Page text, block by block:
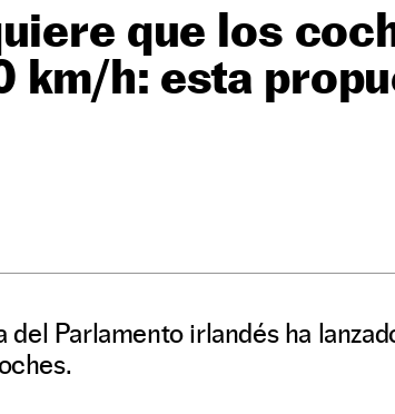
que los
km/h: esta
Parlamento irlandés ha